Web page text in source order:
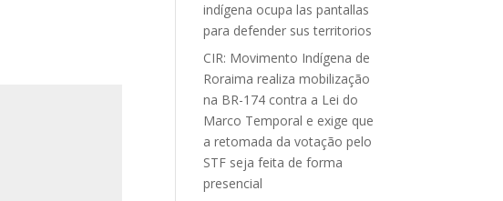
indígena ocupa las pantallas
para defender sus territorios
CIR: Movimento Indígena de
Roraima realiza mobilização
na BR-174 contra a Lei do
Marco Temporal e exige que
a retomada da votação pelo
STF seja feita de forma
presencial